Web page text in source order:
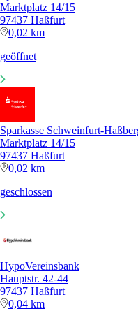
Marktplatz 14/15
97437 Haßfurt
0,02 km
geöffnet
Sparkasse Schweinfurt-
Marktplatz 14/15
97437 Haßfurt
0,02 km
geschlossen
HypoVereinsbank
Hauptstr. 42-44
97437 Haßfurt
0,04 km